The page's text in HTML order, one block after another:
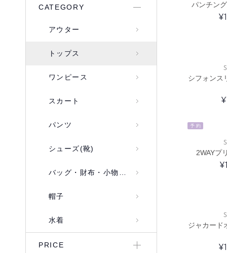
CATEGORY
アウター
トップス
ワンピース
スカート
パンツ
シューズ(靴)
バッグ・財布・小物入れ
帽子
水着
PRICE
パンチン
シフォンス
予 約
2WAYプ
ジャカード